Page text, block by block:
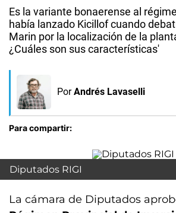
Es la variante bonaerense al
había lanzado Kicillof cuando
Marin por la localización de la
¿Cuáles son sus características'
Por Andrés Lavaselli
Para compartir:
Diputados RIGI
La cámara de Diputados